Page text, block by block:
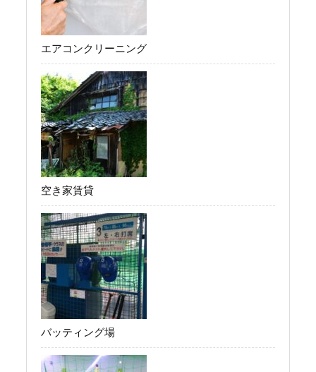
エアコンクリーニング
空き家賃貸
バッティング場